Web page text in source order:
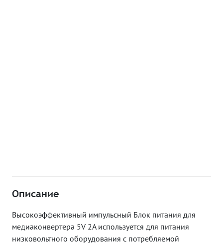
Описание
Высокоэффективный импульсный Блок питания для
медиаконвертера 5V 2A используется для питания
низковольтного оборудования с потребляемой